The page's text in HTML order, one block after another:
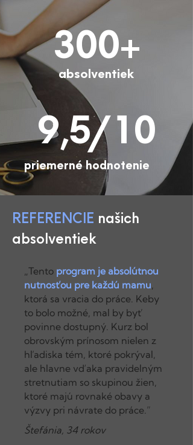
300+
absolventiek
9,5/10
priemerné hodnotenie
REFERENCIE našich
absolventiek
„Tento program je absolútnou
nutnosťou pre každú mamu,
ktorá sa vracia do práce. Keby
to bolo možné, mal by byť
povinne dostupný. Kurz bol
obrovským prínosom nielen z
hľadiska tém, ktoré pokrýval,
ale hlavne vďaka pravidelným
stretnutiam so skupinou žien,
ktoré majú rovnaké obavy a
výzvy pri návrate do práce.”
Štefánia, 34 rokov